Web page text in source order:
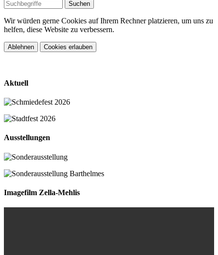
Wir würden gerne Cookies auf Ihrem Rechner platzieren, um uns zu
helfen, diese Website zu verbessern.
Ablehnen Cookies erlauben
Aktuell
Ausstellungen
Imagefilm Zella-Mehlis